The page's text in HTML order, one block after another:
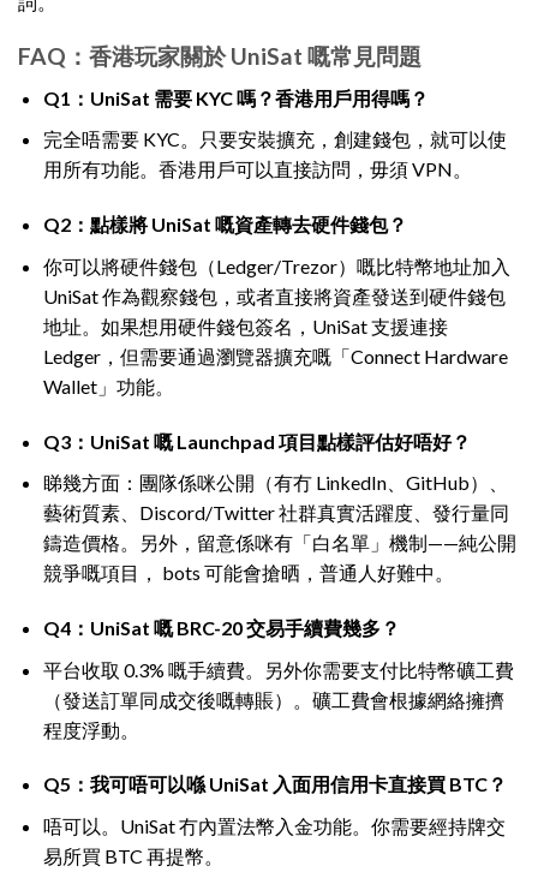
FAQ：香港玩家關於 UniSat 嘅常見問題
Q1：UniSat 需要 KYC 嗎？香港用戶用得嗎？
完全唔需要 KYC。只要安裝擴充，創建錢包，就可以使
用所有功能。香港用戶可以直接訪問，毋須 VPN。
Q2：點樣將 UniSat 嘅資產轉去硬件錢包？
你可以將硬件錢包（Ledger/Trezor）嘅比特幣地址加入
UniSat 作為觀察錢包，或者直接將資產發送到硬件錢包
地址。如果想用硬件錢包簽名，UniSat 支援連接
Ledger，但需要通過瀏覽器擴充嘅「Connect Hardware
Wallet」功能。
Q3：UniSat 嘅 Launchpad 項目點樣評估好唔好？
睇幾方面：團隊係咪公開（有冇 LinkedIn、GitHub）、
藝術質素、Discord/Twitter 社群真實活躍度、發行量同
鑄造價格。另外，留意係咪有「白名單」機制——純公開
競爭嘅項目， bots 可能會搶晒，普通人好難中。
Q4：UniSat 嘅 BRC-20 交易手續費幾多？
平台收取 0.3% 嘅手續費。另外你需要支付比特幣礦工費
（發送訂單同成交後嘅轉賬）。礦工費會根據網絡擁擠
程度浮動。
Q5：我可唔可以喺 UniSat 入面用信用卡直接買 BTC？
唔可以。UniSat 冇內置法幣入金功能。你需要經持牌交
易所買 BTC 再提幣。